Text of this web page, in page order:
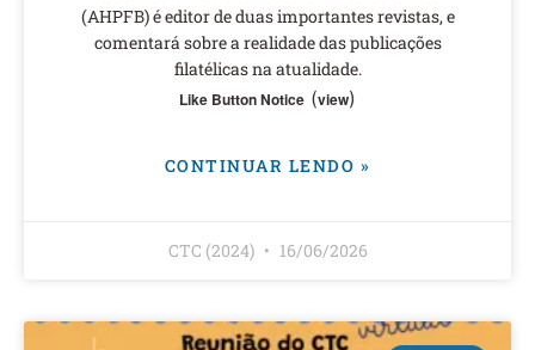
(AHPFB) é editor de duas importantes revistas, e
comentará sobre a realidade das publicações
filatélicas na atualidade.
Like Button Notice (view)
CONTINUAR LENDO »
CTC (2024) 16/06/2026